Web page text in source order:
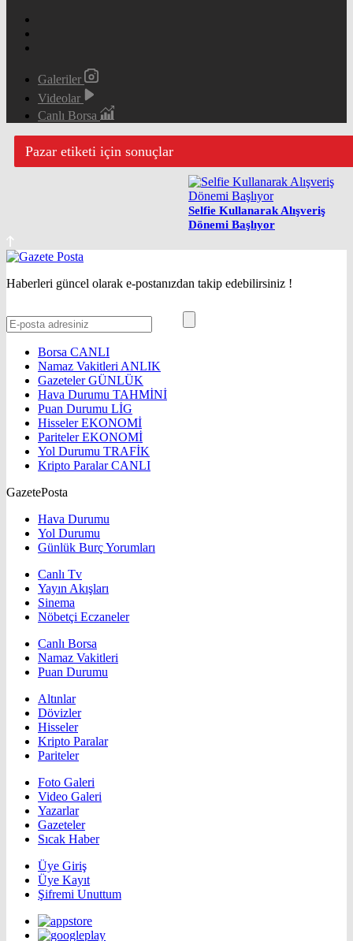
Galeriler
Videolar
Canlı Borsa
Pazar etiketi için sonuçlar
Selfie Kullanarak Alışveriş
Dönemi Başlıyor
Haberleri güncel olarak e-postanızdan takip edebilirsiniz !
Borsa CANLI
Namaz Vakitleri ANLIK
GazetelerGÜNLÜK
Hava Durumu TAHMİNİ
Puan Durumu LİG
HisselerEKONOMİ
ParitelerEKONOMİ
Yol Durumu TRAFİK
Kripto ParalarCANLI
GazetePosta
Hava Durumu
Yol Durumu
Günlük Burç Yorumları
Canlı Tv
Yayın Akışları
Sinema
Nöbetçi Eczaneler
Canlı Borsa
Namaz Vakitleri
Puan Durumu
Altınlar
Dövizler
Hisseler
Kripto Paralar
Pariteler
Foto Galeri
Video Galeri
Yazarlar
Gazeteler
Sıcak Haber
Üye Giriş
Üye Kayıt
Şifremi Unuttum